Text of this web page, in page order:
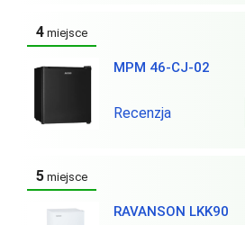
4 miejsce
MPM 46-CJ-02
Recenzja
5 miejsce
RAVANSON LKK90